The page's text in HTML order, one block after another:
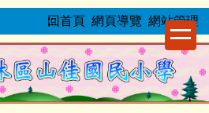
:::
回首頁 網頁導覽 網站管理